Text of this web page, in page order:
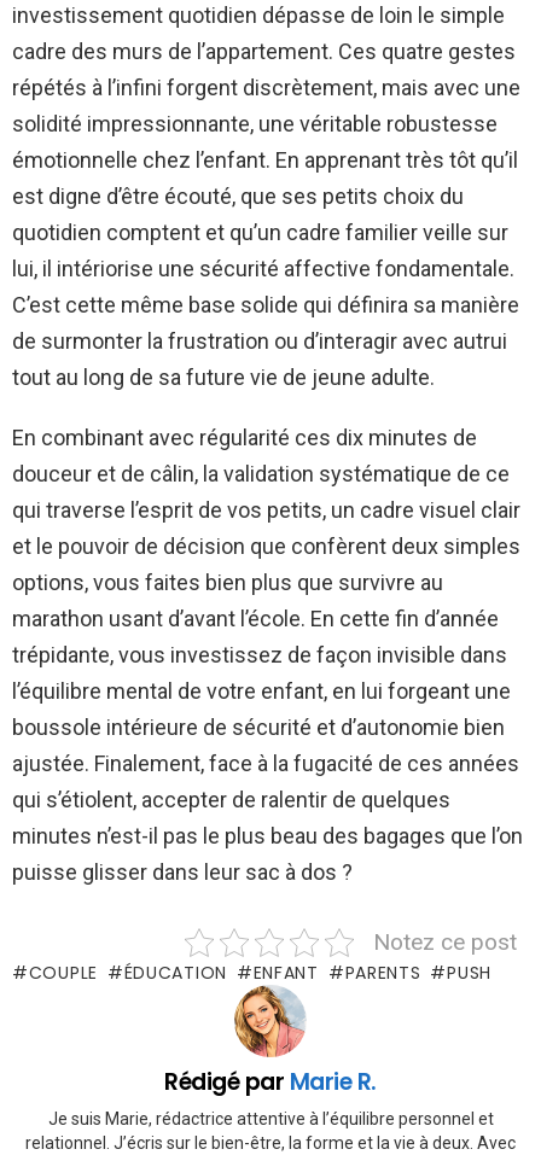
investissement quotidien dépasse de loin le simple
cadre des murs de l’appartement. Ces quatre gestes
répétés à l’infini forgent discrètement, mais avec une
solidité impressionnante, une véritable robustesse
émotionnelle chez l’enfant. En apprenant très tôt qu’il
est digne d’être écouté, que ses petits choix du
quotidien comptent et qu’un cadre familier veille sur
lui, il intériorise une sécurité affective fondamentale.
C’est cette même base solide qui définira sa manière
de surmonter la frustration ou d’interagir avec autrui
tout au long de sa future vie de jeune adulte.
En combinant avec régularité ces dix minutes de
douceur et de câlin, la validation systématique de ce
qui traverse l’esprit de vos petits, un cadre visuel clair
et le pouvoir de décision que confèrent deux simples
options, vous faites bien plus que survivre au
marathon usant d’avant l’école. En cette fin d’année
trépidante, vous investissez de façon invisible dans
l’équilibre mental de votre enfant, en lui forgeant une
boussole intérieure de sécurité et d’autonomie bien
ajustée. Finalement, face à la fugacité de ces années
qui s’étiolent, accepter de ralentir de quelques
minutes n’est-il pas le plus beau des bagages que l’on
puisse glisser dans leur sac à dos ?
Notez ce post
COUPLE ÉDUCATION ENFANT PARENTS PUSH
Rédigé par Marie R.
Je suis Marie, rédactrice attentive à l’équilibre personnel et
relationnel. J’écris sur le bien-être, la forme et la vie à deux. Avec